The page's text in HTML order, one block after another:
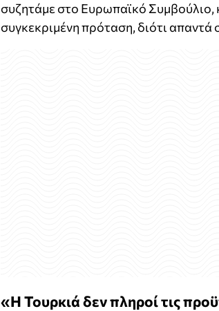
συζητάμε στο Ευρωπαϊκό Συμβούλιο,
συγκεκριμένη πρόταση, διότι
«Η Τουρκιά δεν πληροί τις